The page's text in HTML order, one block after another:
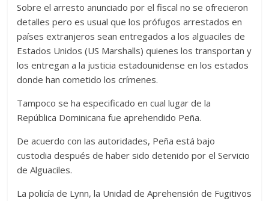
Sobre el arresto anunciado por el fiscal no se ofrecieron
detalles pero es usual que los prófugos arrestados en
países extranjeros sean entregados a los alguaciles de
Estados Unidos (US Marshalls) quienes los transportan y
los entregan a la justicia estadounidense en los estados
donde han cometido los crímenes.
Tampoco se ha especificado en cual lugar de la
República Dominicana fue aprehendido Peña.
De acuerdo con las autoridades, Peña está bajo
custodia después de haber sido detenido por el Servicio
de Alguaciles.
La policía de Lynn, la Unidad de Aprehensión de Fugitivos